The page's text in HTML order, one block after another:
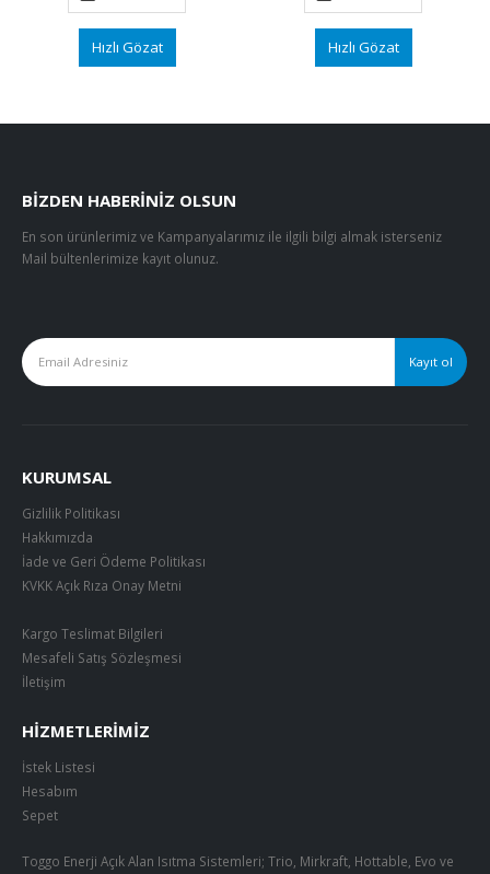
Hızlı Gözat Hızlı Gözat
BIZDEN HABERINIZ OLSUN
En son ürünlerimiz ve Kampanyalarımız ile ilgili bilgi almak isterseniz
Mail bültenlerimize kayıt olunuz.
KURUMSAL
Gizlilik Politikası
Hakkımızda
İade ve Geri Ödeme Politikası
KVKK Açık Rıza Onay Metni
Kargo Teslimat Bilgileri
Mesafeli Satış Sözleşmesi
İletişim
HIZMETLERIMIZ
İstek Listesi
Hesabım
Sepet
Toggo Enerji Açık Alan Isıtma Sistemleri; Trio, Mirkraft, Hottable, Evo ve